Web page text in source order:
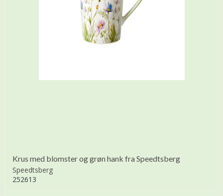
Krus med blomster og grøn hank fra Speedtsberg
Speedtsberg
252613